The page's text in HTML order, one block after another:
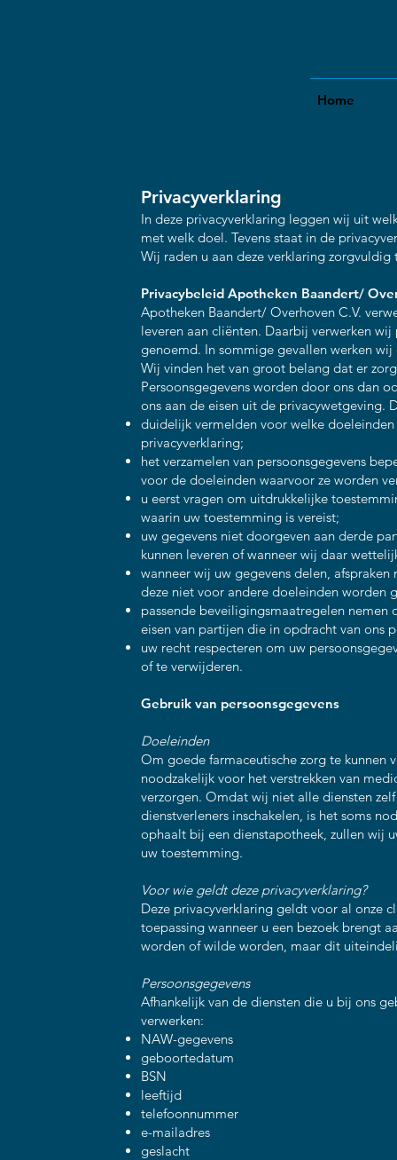
Home
Privacyverklaring
In deze privacyverklaring leggen wij uit
met welk doel. Tevens staat in de
Wij raden u aan deze verklaring zorgvuldig
Privacybeleid Apotheken Baandert/
Apotheken Baandert/ Overhoven C.V.
leveren aan cliënten. Daarbij verwerken
genoemd. In sommige gevallen werken
Wij vinden het van groot belang dat er
Persoonsgegevens worden door ons dan
ons aan de eisen uit de
duidelijk vermelden voor welke
privacyverklaring;
het verzamelen van persoonsgegevens
voor de doeleinden waarvoor ze worden
u eerst vragen om uitdrukkelijke
waarin uw toestemming is vereist;
uw gegevens niet doorgeven aan derde
kunnen leveren of wanneer wij daar
wanneer wij uw gegevens delen,
deze niet voor andere doeleinden worden
passende beveiligingsmaatregelen nemen
eisen van partijen die in opdracht van ons
uw recht respecteren om uw
of te verwijderen.
Gebruik van persoonsgegevens
Doeleinden
Om goede farmaceutische zorg te kunnen
noodzakelijk voor het verstrekken van
verzorgen. Omdat wij niet alle diensten
dienstverleners inschakelen, is het soms
ophaalt bij een dienstapotheek, zullen wij
uw toestemming.
Voor wie geldt deze privacyverklaring?
Deze privacyverklaring geldt voor al onze
toepassing wanneer u een bezoek brengt
worden of wilde worden, maar dit
Persoonsgegevens
Afhankelijk van de diensten die u bij ons
verwerken:
NAW-gegevens
geboortedatum
BSN
leeftijd
telefoonnummer
e-mailadres
geslacht